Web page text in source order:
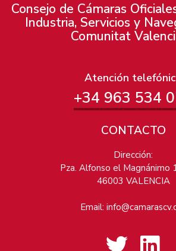
Consejo de Cámaras
Industria, Servicios y
Comunitat
Atención
+34 963 534
CONTACTO
Dirección:
Pza. Alfonso el Magnánimo
46003 VALENCIA
Email: